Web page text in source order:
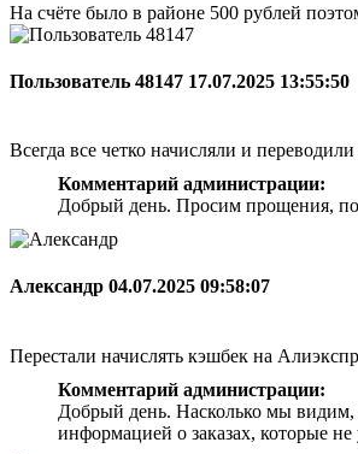
На счёте было в районе 500 рублей
Пользователь 48147 17.07.2025 13:55:50
Всегда все четко начисляли и
Комментарий администрации:
Добрый день. Просим прощения, по
Александр 04.07.2025 09:58:07
Перестали начислять кэшбек на
Комментарий администрации:
Добрый день. Насколько мы видим,
информацией о заказах, которые не